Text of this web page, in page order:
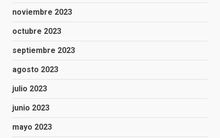
noviembre 2023
octubre 2023
septiembre 2023
agosto 2023
julio 2023
junio 2023
mayo 2023